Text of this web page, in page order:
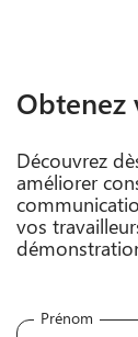
Découvrez
améliorer
vos
Prénom